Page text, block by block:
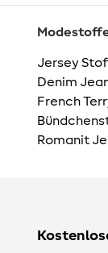
Jersey
Denim
French
Romanit